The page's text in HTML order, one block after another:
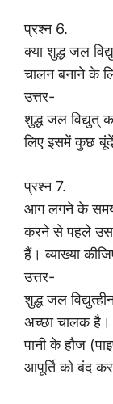
प्रश्न 6.
क्या शुद्ध जल
चालन बनाने के
उत्तर-
शुद्ध जल विद्युत्
लिए इसमें कुछ बूंदें
प्रश्न 7.
आग लगने के समय,
करने से पहले उस
हैं। व्याख्या
उत्तर-
शुद्ध जल
अच्छा चालक
पानी के हौज
आपूर्ति को बंद